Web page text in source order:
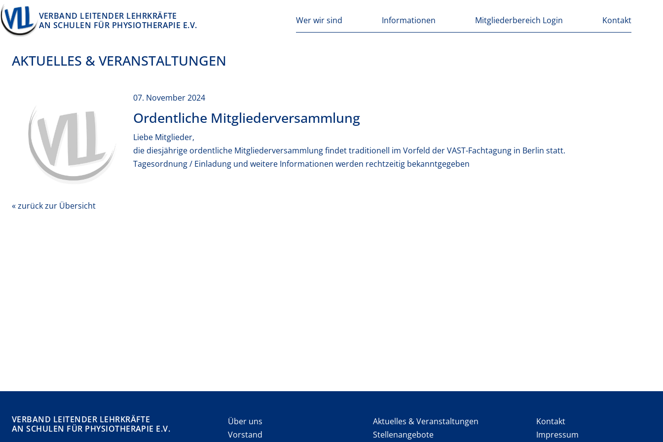
Springe zum Inhalt
VERBAND LEITENDER LEHRKRÄFTE
AN SCHULEN FÜR PHYSIOTHERAPIE E.V.
Wer wir sind Informationen Mitgliederbereich Login Kontakt
AKTUELLES & VERANSTALTUNGEN
« zurück zur Übersicht
07. November 2024
Ordentliche Mitgliederversammlung
Liebe Mitglieder,
die diesjährige ordentliche Mitgliederversammlung findet traditionell im Vorfeld der VAST-Fachtagung in Berlin statt.
Tagesordnung / Einladung und weitere Informationen werden rechtzeitig bekanntgegeben
VERBAND LEITENDER LEHRKRÄFTE
AN SCHULEN FÜR PHYSIOTHERAPIE E.V.
Über uns
Vorstand
Aktuelles & Veranstaltungen
Stellenangebote
Kontakt
Impressum